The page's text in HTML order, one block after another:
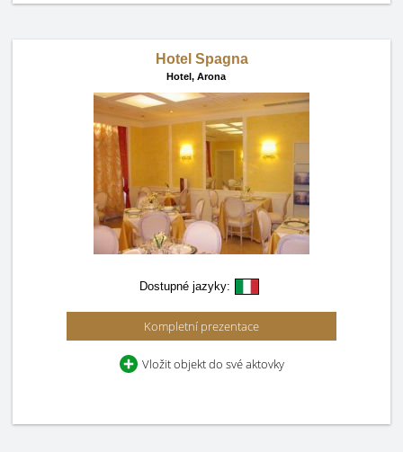
Hotel Spagna
Hotel, Arona
Dostupné jazyky:
Kompletní prezentace
Vložit objekt do své aktovky